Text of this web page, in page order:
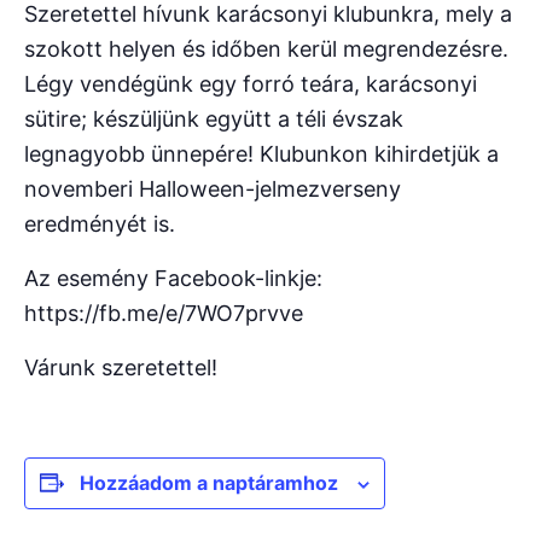
Szeretettel hívunk karácsonyi klubunkra, mely a
szokott helyen és időben kerül megrendezésre.
Légy vendégünk egy forró teára, karácsonyi
sütire; készüljünk együtt a téli évszak
legnagyobb ünnepére! Klubunkon kihirdetjük a
novemberi Halloween-jelmezverseny
eredményét is.
Az esemény Facebook-linkje:
https://fb.me/e/7WO7prvve
Várunk szeretettel!
Hozzáadom a naptáramhoz